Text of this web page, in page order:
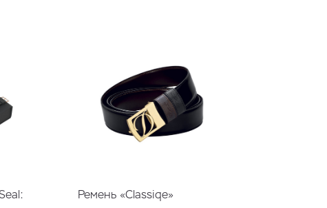
Ремень «Classiqe»